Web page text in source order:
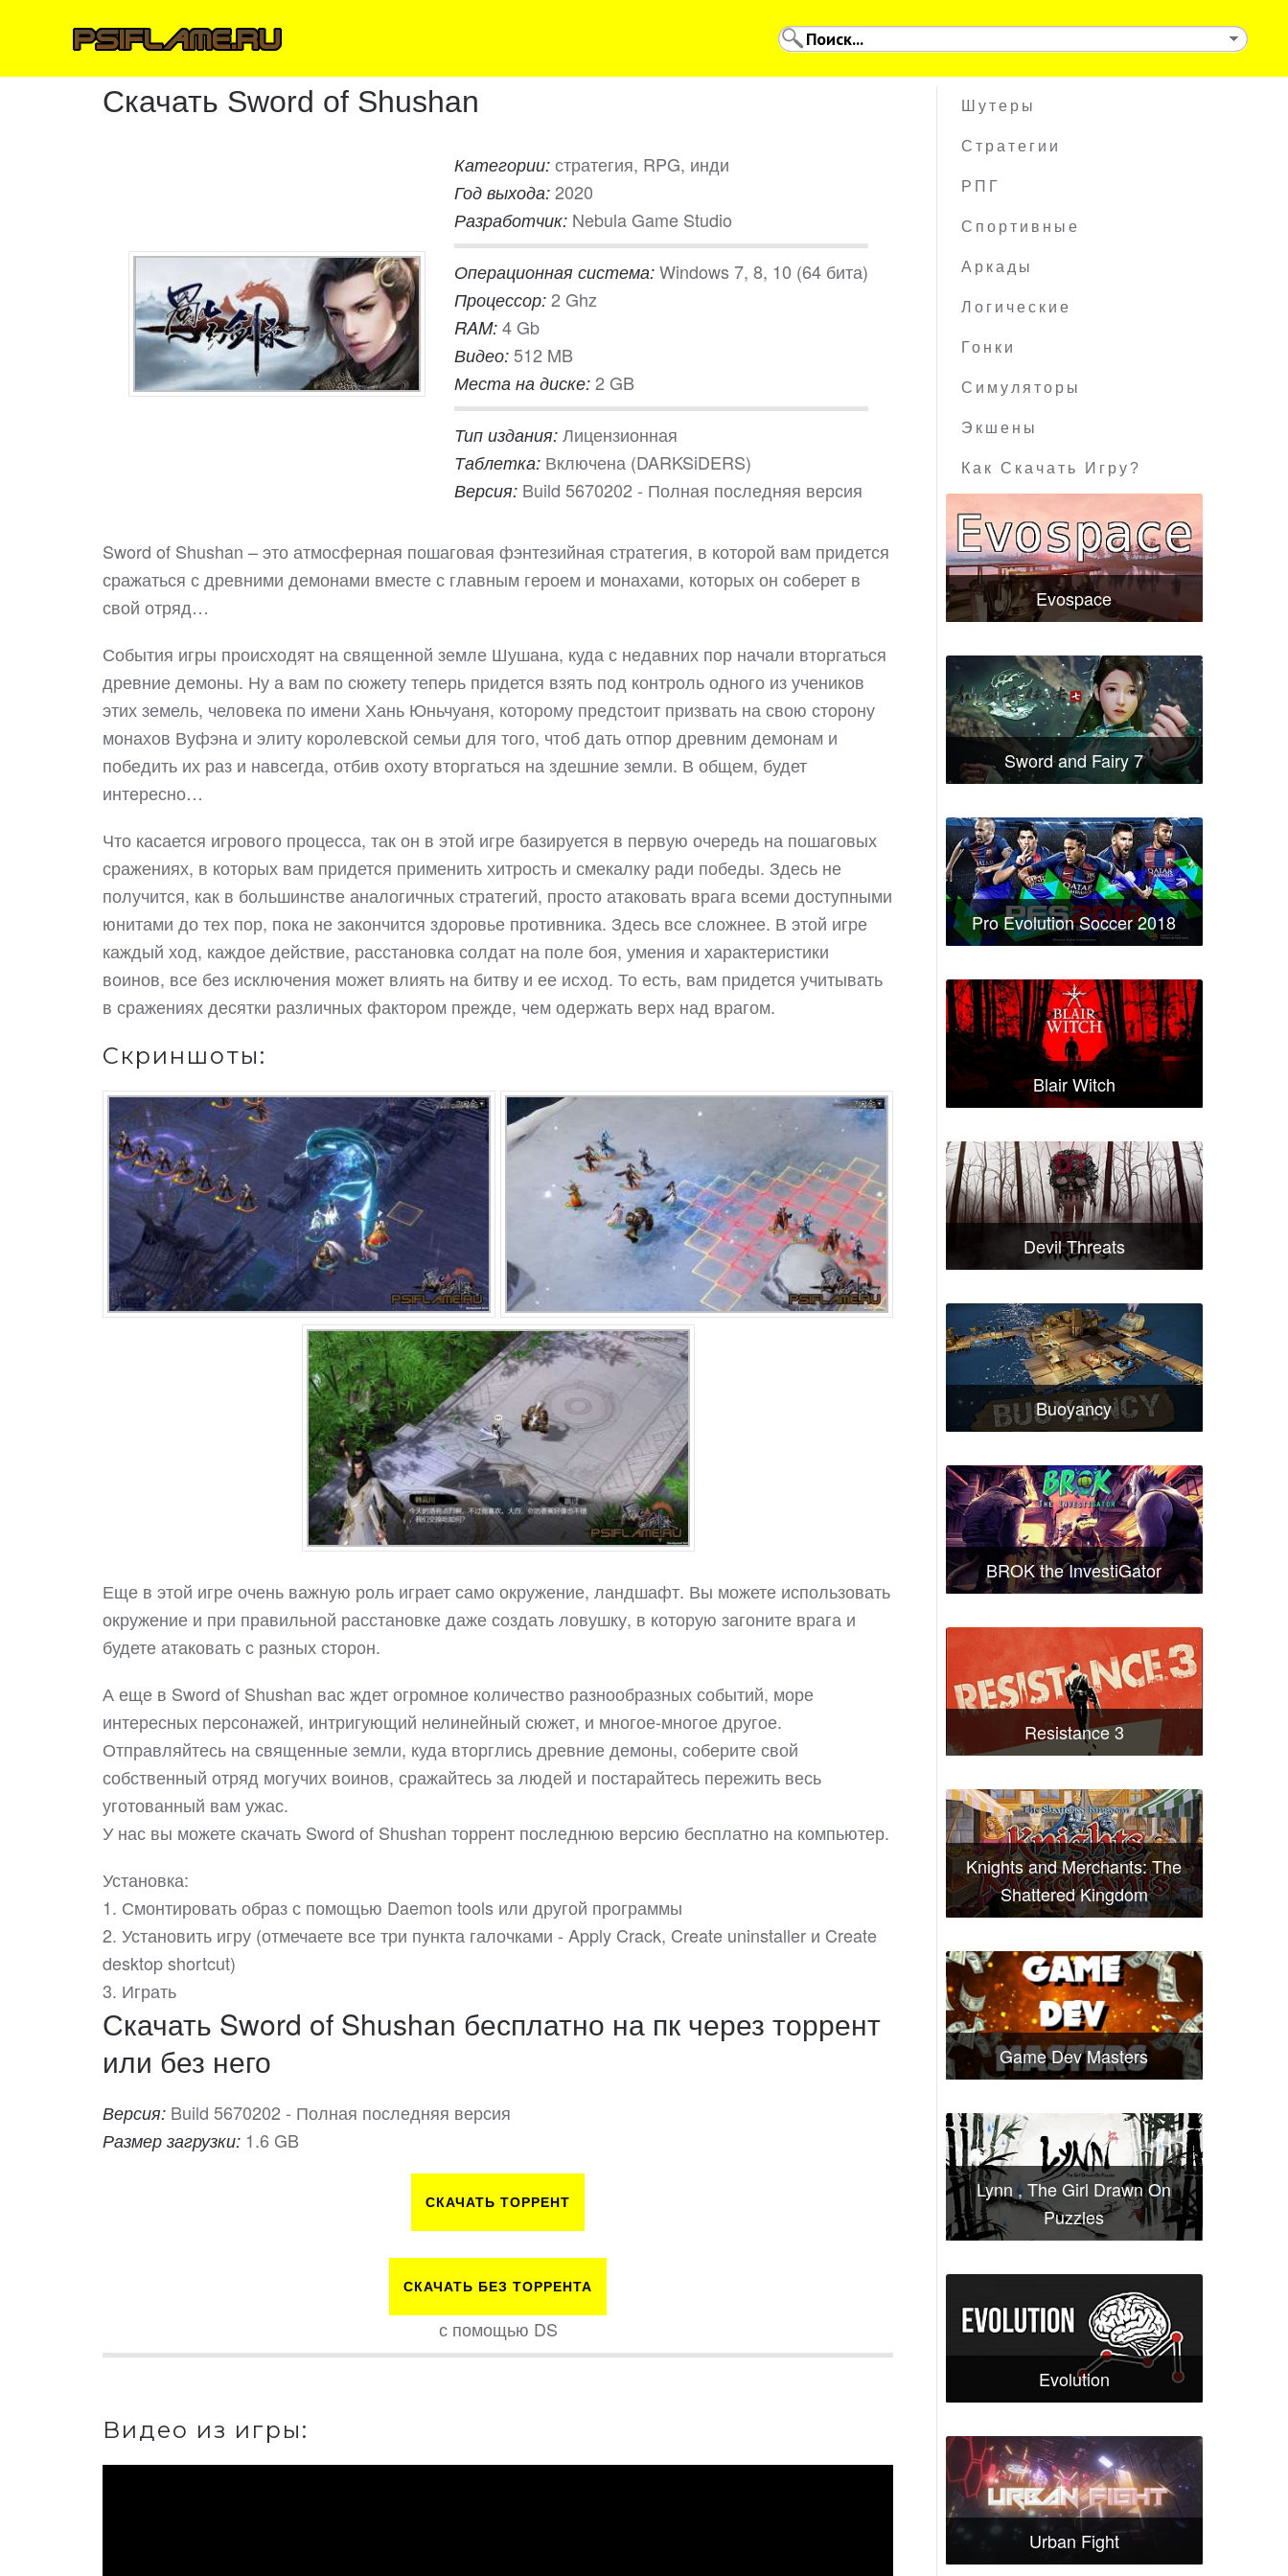
Скачать Sword of Shushan
Категории: стратегия, RPG, инди
Год выхода: 2020
Разработчик: Nebula Game Studio
Операционная система: Windows 7, 8, 10 (64 бита)
Процессор: 2 Ghz
RAM: 4 Gb
Видео: 512 MB
Места на диске: 2 GB
Тип издания: Лицензионная
Таблетка: Включена (DARKSiDERS)
Версия: Build 5670202 - Полная последняя версия
Sword of Shushan – это атмосферная пошаговая фэнтезийная стратегия, в которой вам придется
сражаться с древними демонами вместе с главным героем и монахами, которых он соберет в
свой отряд…
События игры происходят на священной земле Шушана, куда с недавних пор начали вторгаться
древние демоны. Ну а вам по сюжету теперь придется взять под контроль одного из учеников
этих земель, человека по имени Хань Юньчуаня, которому предстоит призвать на свою сторону
монахов Вуфэна и элиту королевской семьи для того, чтоб дать отпор древним демонам и
победить их раз и навсегда, отбив охоту вторгаться на здешние земли. В общем, будет
интересно…
Что касается игрового процесса, так он в этой игре базируется в первую очередь на пошаговых
сражениях, в которых вам придется применить хитрость и смекалку ради победы. Здесь не
получится, как в большинстве аналогичных стратегий, просто атаковать врага всеми доступными
юнитами до тех пор, пока не закончится здоровье противника. Здесь все сложнее. В этой игре
каждый ход, каждое действие, расстановка солдат на поле боя, умения и характеристики
воинов, все без исключения может влиять на битву и ее исход. То есть, вам придется учитывать
в сражениях десятки различных фактором прежде, чем одержать верх над врагом.
Скриншоты:
Еще в этой игре очень важную роль играет само окружение, ландшафт. Вы можете использовать
окружение и при правильной расстановке даже создать ловушку, в которую загоните врага и
будете атаковать с разных сторон.
А еще в Sword of Shushan вас ждет огромное количество разнообразных событий, море
интересных персонажей, интригующий нелинейный сюжет, и многое-многое другое.
Отправляйтесь на священные земли, куда вторглись древние демоны, соберите свой
собственный отряд могучих воинов, сражайтесь за людей и постарайтесь пережить весь
уготованный вам ужас.
У нас вы можете скачать Sword of Shushan торрент последнюю версию бесплатно на компьютер.
Установка:
1. Смонтировать образ с помощью Daemon tools или другой программы
2. Установить игру (отмечаете все три пункта галочками - Apply Crack, Create uninstaller и Create
desktop shortcut)
3. Играть
Скачать Sword of Shushan бесплатно на пк через торрент
или без него
Версия: Build 5670202 - Полная последняя версия
Размер загрузки: 1.6 GB
СКАЧАТЬ ТОРРЕНТ
СКАЧАТЬ БЕЗ ТОРРЕНТА
с помощью DS
Видео из игры:
Шутеры
Стратегии
РПГ
Спортивные
Аркады
Логические
Гонки
Симуляторы
Экшены
Как Скачать Игру?
Evospace
Sword and Fairy 7
Pro Evolution Soccer 2018
Blair Witch
Devil Threats
Buoyancy
BROK the InvestiGator
Resistance 3
Knights and Merchants: The
Shattered Kingdom
Game Dev Masters
Lynn , The Girl Drawn On
Puzzles
Evolution
Urban Fight